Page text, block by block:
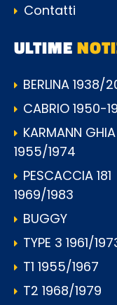
Contatti
ULTIME
BERLINA 1938/
CABRIO 1950-
KARMANN GHIA
1955/1974
PESCACCIA 181
1969/1983
BUGGY
TYPE 3 1961/
T1 1955/1967
T2 1968/1979